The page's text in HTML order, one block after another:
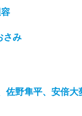
さみ
佐野隼平、安倍